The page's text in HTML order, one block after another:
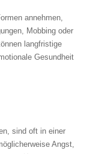
annehmen,
Mobbing oder
langfristige
Gesundheit
sind oft in einer
Angst,